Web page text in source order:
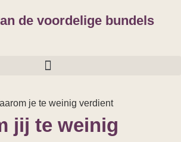
de voordelige bundels
jij te weinig